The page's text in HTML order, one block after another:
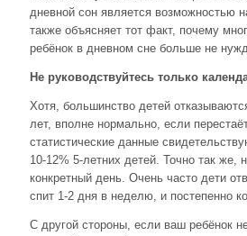
дневной сон является возможностью
также объясняет тот факт, почему
ребёнок в дневном сне больше не
Не руководствуйтесь только
Хотя, большинство детей
лет, вполне нормально, если
статистические данные
10-12% 5-летних детей. Точно так же,
конкретный день. Очень часто дети
спит 1-2 дня в неделю, и постепенно
С другой стороны, если ваш ребёнок